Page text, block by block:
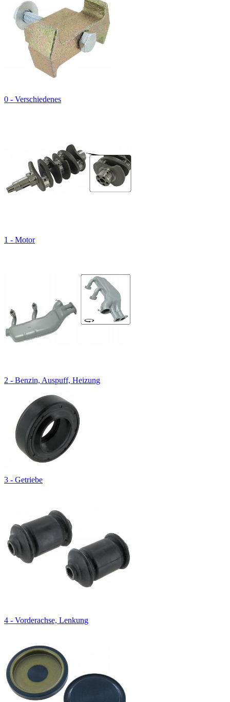
0 - Verschiedenes
1 - Motor
2 - Benzin, Auspuff, Heizung
3 - Getriebe
4 - Vorderachse, Lenkung